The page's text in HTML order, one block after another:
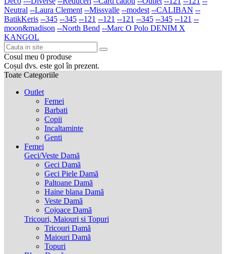
Neutral --Laura Clement --Missvalle --modest --CALIBAN --
BatikKeris --345 --345 --121 --121 --121 --345 --345 --121 --
moon&madison --North Bend --Marc O Polo DENIM X
KANGOL
Cosul meu 0 produse
Coșul dvs. este gol în prezent.
Toate Categoriile
Outlet
Femei
Barbati
Copii
Incaltaminte
Genti
Femei
Geci/Veste Damă
Geci Damă
Geci Piele Damă
Paltoane Damă
Haine blana Damă
Veste Damă
Cojoace Damă
Tricouri, Maiouri si Topuri
Tricouri Damă
Maiouri Damă
Topuri